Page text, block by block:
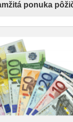
ponuka